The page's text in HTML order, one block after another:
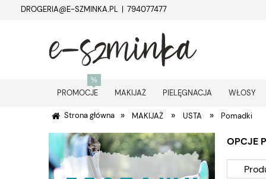
DROGERIA@E-SZMINKA.PL | 794077477
PROMOCJE MAKIJAŻ PIELĘGNACJA WŁOSY
Strona główna » MAKIJAŻ » USTA » Pomadki
OPCJE